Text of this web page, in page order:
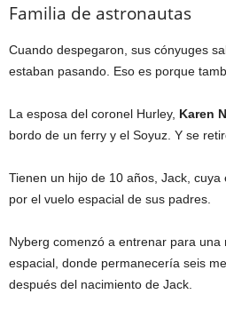
Familia de astronautas
Cuando despegaron, sus cónyuges
estaban pasando. Eso es porque
La esposa del coronel Hurley, Karen
bordo de un ferry y el Soyuz. Y se
Tienen un hijo de 10 años, Jack,
por el vuelo espacial de sus padres.
Nyberg comenzó a entrenar para una
espacial, donde permanecería seis
después del nacimiento de Jack.